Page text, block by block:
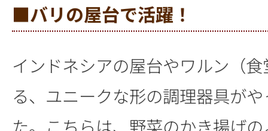
■バリの屋台で活躍！
インドネシアの屋台やワルン（
る、ユニークな形の調理器具が
た。こちらは、野菜のかき揚げ